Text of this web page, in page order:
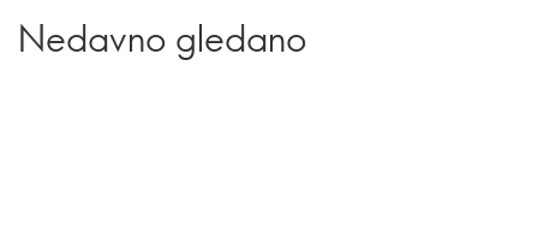
Nedavno gledano